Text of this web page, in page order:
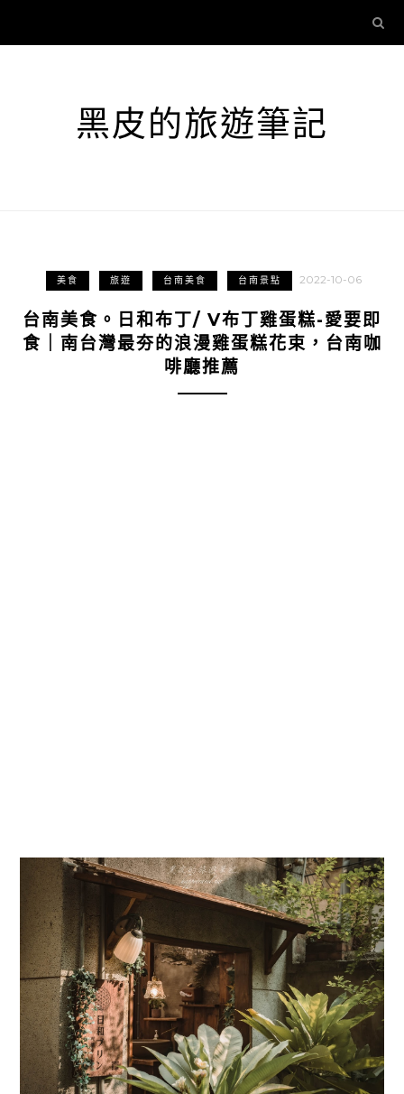
黑皮的旅遊筆記
美食 旅遊 台南美食 台南景點 2022-10-06
台南美食。日和布丁/ V布丁雞蛋糕-愛要即
食｜南台灣最夯的浪漫雞蛋糕花束，台南咖
啡廳推薦